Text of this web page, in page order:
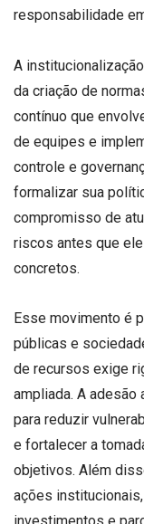
responsabilidade
A
da criação de
contínuo que
de equipes e
controle e
formalizar sua
compromisso de
riscos antes que
concretos.
Esse movimento é
públicas e
de recursos exige
ampliada. A
para reduzir
e fortalecer a
objetivos. Além
ações